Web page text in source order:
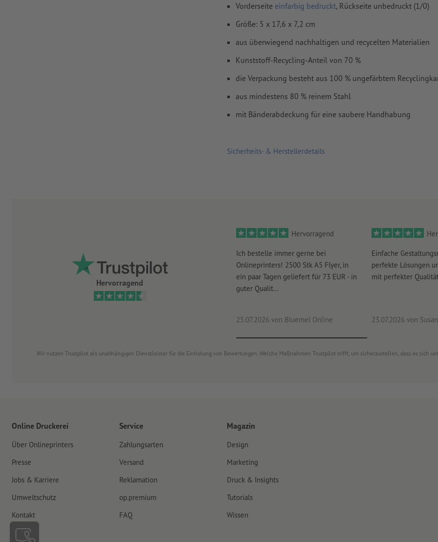
Vorderseite einfarbig bedruckt, Rückseite unbedruckt (1/0)
Größe: 5 x 17,6 x 7,2 cm
aus überwiegend nachhaltigen und recycelten Materialien
Kunststoff-Recycling-Anteil von 70 %
die Verpackung besteht aus 100 % ungefärbtem
aus mindestens 80 % reinem Stahl
mit Bänderabdeckung für eine saubere Handhabung
Sicherheits- & Herstellerdetails
Hervorragend
Hervorragend
Ich bestelle immer gerne bei
Onlineprinters! 2500 Stk A5 Flyer, in
ein paar Tagen geliefert für 73 EUR - in
guter Qualit...
25.07.2026 von Bluemel Online
Einfache
perfekte Lösungen
mit perfekter
23.07.2026 von
Wir nutzen Trustpilot als unabhängigen Dienstleister für die Einholung von Bewertungen. Welche Maßnahmen Trustpilot trifft, um sicherzustellen, dass es sich
Online Druckerei
Über Onlineprinters
Presse
Jobs & Karriere
Umweltschutz
Kontakt
Service
Zahlungsarten
Versand
Reklamation
op.premium
FAQ
Magazin
Design
Marketing
Druck & Insights
Tutorials
Wissen